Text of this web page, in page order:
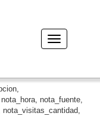
nota_fuente,
Desplegar
navegación